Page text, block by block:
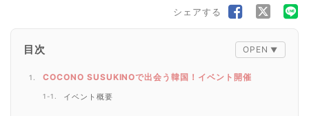
シェアする
目次
COCONO SUSUKINOで出会う韓国！イベント開催
イベント概要